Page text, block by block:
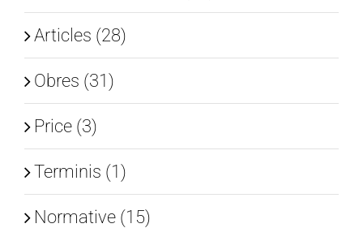
Articles (28)
Obres (31)
Price (3)
Terminis (1)
Normative (15)